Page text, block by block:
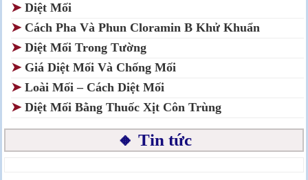
➤ Diệt Mối
➤ Cách Pha Và Phun Cloramin B Khử Khuẩn
➤ Diệt Mối Trong Tường
➤ Giá Diệt Mối Và Chống Mối
➤ Loài Mối – Cách Diệt Mối
➤ Diệt Mối Bằng Thuốc Xịt Côn Trùng
🔸 Tin tức